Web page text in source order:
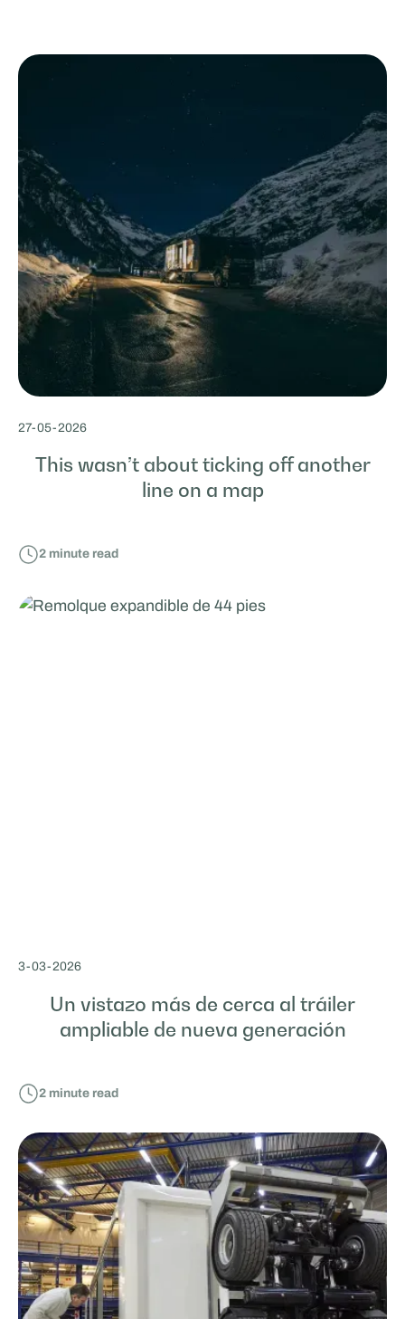
27-05-2026
This wasn’t about ticking off another
line on a map
2 minute read
3-03-2026
Un vistazo más de cerca al tráiler
ampliable de nueva generación
2 minute read